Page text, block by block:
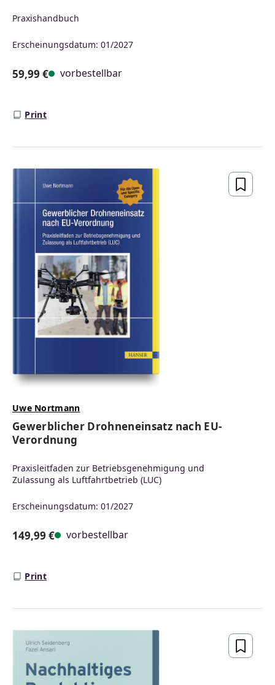
Praxishandbuch
Erscheinungsdatum: 01/2027
59,99 € vorbestellbar
Print
Uwe Nortmann
Gewerblicher Drohneneinsatz nach EU-
Verordnung
Praxisleitfaden zur Betriebsgenehmigung und
Zulassung als Luftfahrtbetrieb (LUC)
Erscheinungsdatum: 01/2027
149,99 € vorbestellbar
Print